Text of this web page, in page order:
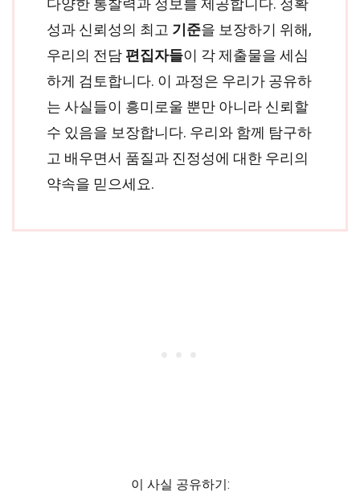
다양한 통찰력과 정보를 제공합니다. 정확
성과 신뢰성의 최고 기준을 보장하기 위해,
우리의 전담 편집자들이 각 제출물을 세심
하게 검토합니다. 이 과정은 우리가 공유하
는 사실들이 흥미로울 뿐만 아니라 신뢰할
수 있음을 보장합니다. 우리와 함께 탐구하
고 배우면서 품질과 진정성에 대한 우리의
약속을 믿으세요.
이 사실 공유하기: